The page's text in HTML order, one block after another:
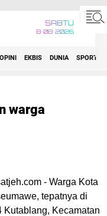
SABTU
8•08•2026
OPINI EKBIS DUNIA SPORT
warga
- Warga Kota
tepatnya di
Kutablang, Kecamatan